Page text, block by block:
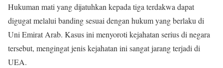
Hukuman mati yang dijatuhkan kepada tiga terdakwa dapat
digugat melalui banding sesuai dengan hukum yang berlaku di
Uni Emirat Arab. Kasus ini menyoroti kejahatan serius di negara
tersebut, mengingat jenis kejahatan ini sangat jarang terjadi di
UEA.